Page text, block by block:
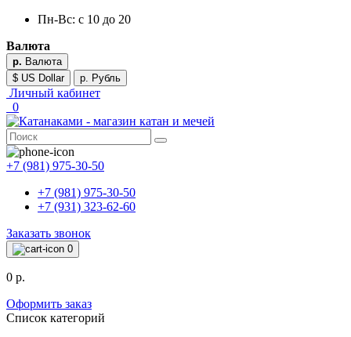
Пн-Вс: с 10 до 20
Валюта
р. Валюта
$ US Dollar
р. Рубль
Личный кабинет
0
+7 (981) 975-30-50
+7 (981) 975-30-50
+7 (931) 323-62-60
Заказать звонок
0
0 р.
Оформить заказ
Список категорий